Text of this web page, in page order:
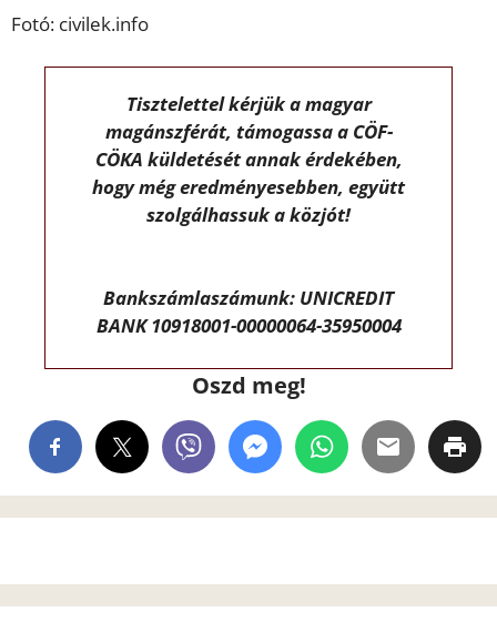
Fotó: civilek.info
Tisztelettel kérjük a magyar
magánszférát, támogassa a CÖF-
CÖKA küldetését annak érdekében,
hogy még eredményesebben, együtt
szolgálhassuk a közjót!
Bankszámlaszámunk: UNICREDIT
BANK 10918001-00000064-35950004
Oszd meg!